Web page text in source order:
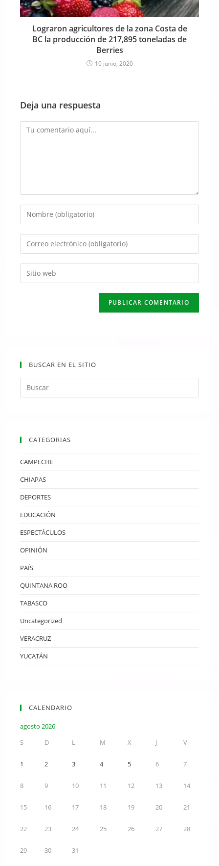
Lograron agricultores de la zona Costa de
BC la producción de 217,895 toneladas de
Berries
10 junio, 2020
Deja una respuesta
BUSCAR EN EL SITIO
CATEGORIAS
CAMPECHE
CHIAPAS
DEPORTES
EDUCACIÓN
ESPECTÁCULOS
OPINIÓN
PAÍS
QUINTANA ROO
TABASCO
Uncategorized
VERACRUZ
YUCATÁN
CALENDARIO
agosto 2026
S
D L M X J V
1 2 3 4 5 6 7
8 9 10 11 12 13 14
15 16 17 18 19 20 21
22 23 24 25 26 27 28
29 30 31